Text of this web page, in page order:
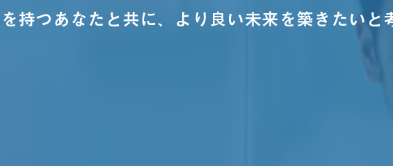
つあなたと共に、より良い未来を築きたいと